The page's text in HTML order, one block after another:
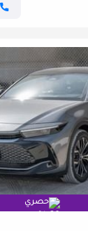
حصري